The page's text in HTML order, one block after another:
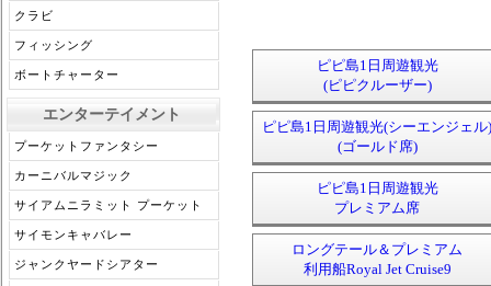
クラビ
フィッシング
ボートチャーター
エンターテイメント
プーケットファンタシー
カーニバルマジック
サイアムニラミット プーケット
サイモンキャバレー
ジャンクヤードシアター
ピピ島1日周遊観光
(ピピクルーザー)
ピピ島1日周遊観光(シーエンジェル)
(ゴールド席)
ピピ島1日周遊観光
プレミアム席
ロングテール＆プレミアム
利用船Royal Jet Cruise9